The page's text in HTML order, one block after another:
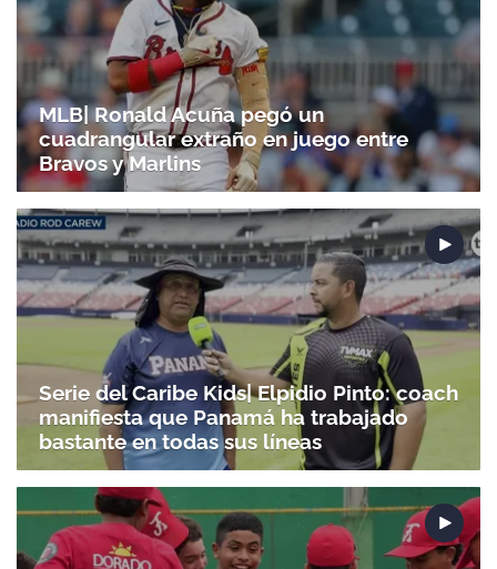
MLB| Ronald Acuña pegó un
cuadrangular extraño en juego entre
Bravos y Marlins
Serie del Caribe Kids| Elpidio Pinto: coach
manifiesta que Panamá ha trabajado
bastante en todas sus líneas